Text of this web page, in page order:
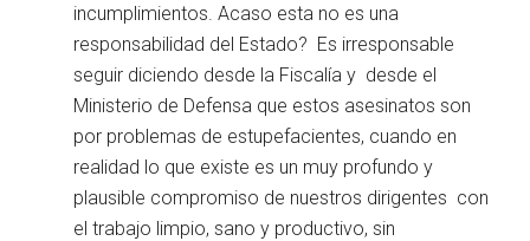
incumplimientos. Acaso esta no es una
responsabilidad del Estado? Es irresponsable
seguir diciendo desde la Fiscalía y desde el
Ministerio de Defensa que estos asesinatos son
por problemas de estupefacientes, cuando en
realidad lo que existe es un muy profundo y
plausible compromiso de nuestros dirigentes con
el trabajo limpio, sano y productivo, sin